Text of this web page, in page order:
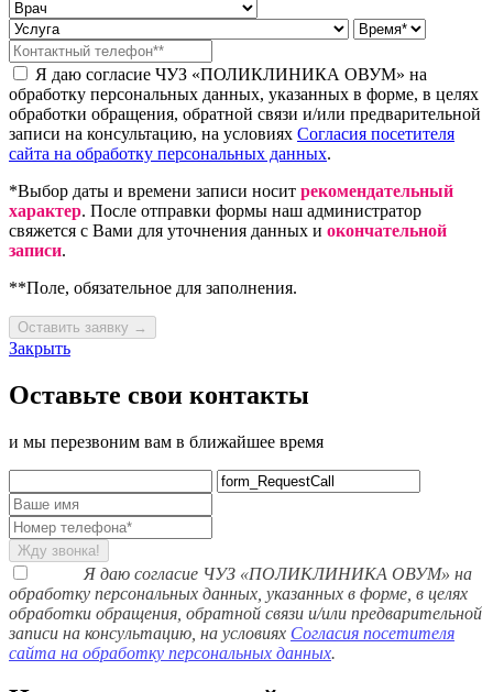
Я даю согласие ЧУЗ «ПОЛИКЛИНИКА ОВУМ» на
обработку персональных данных, указанных в форме, в целях
обработки обращения, обратной связи и/или предварительной
записи на консультацию, на условиях Согласия посетителя
сайта на обработку персональных данных.
*Выбор даты и времени записи носит рекомендательный
характер. После отправки формы наш администратор
свяжется с Вами для уточнения данных и окончательной
записи.
**Поле, обязательное для заполнения.
Оставить заявку →
Закрыть
Оставьте свои контакты
и мы перезвоним вам в ближайшее время
Жду звонка!
Я даю согласие ЧУЗ «ПОЛИКЛИНИКА ОВУМ» на
обработку персональных данных, указанных в форме, в целях
обработки обращения, обратной связи и/или предварительной
записи на консультацию, на условиях Согласия посетителя
сайта на обработку персональных данных.